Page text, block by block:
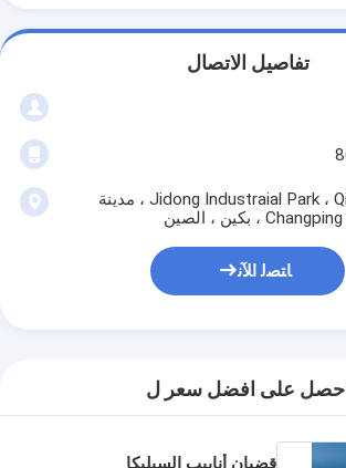
تفاصيل الاتصال
حديقة Jidong Industraial Park ، Qianbaihujian ، مدينة
ﺎﺘﺼﻟ ﺍﻶﻧ
احصل على افضل سعر ل
قضبان أنابيب السيليكا